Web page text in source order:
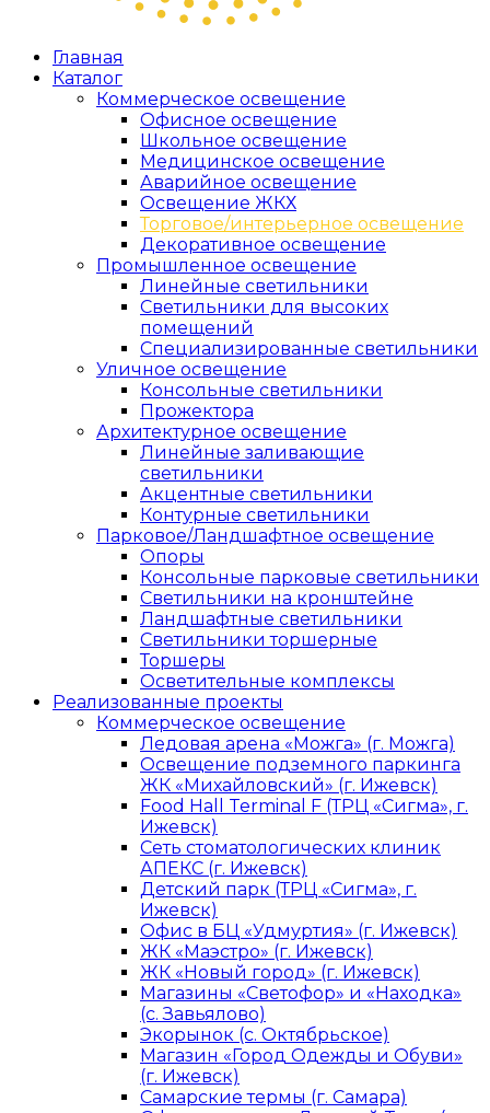
Главная
Каталог
Коммерческое освещение
Офисное освещение
Школьное освещение
Медицинское освещение
Аварийное освещение
Освещение ЖКХ
Торговое/интерьерное освещение
Декоративное освещение
Промышленное освещение
Линейные светильники
Светильники для высоких
помещений
Специализированные светильники
Уличное освещение
Консольные светильники
Прожектора
Архитектурное освещение
Линейные заливающие
светильники
Акцентные светильники
Контурные светильники
Парковое/Ландшафтное освещение
Опоры
Консольные парковые светильники
Светильники на кронштейне
Ландшафтные светильники
Светильники торшерные
Торшеры
Осветительные комплексы
Реализованные проекты
Коммерческое освещение
Ледовая арена «Можга» (г. Можга)
Освещение подземного паркинга
ЖК «Михайловский» (г. Ижевск)
Food Hall Terminal F (ТРЦ «Сигма», г.
Ижевск)
Сеть стоматологических клиник
АПЕКС (г. Ижевск)
Детский парк (ТРЦ «Сигма», г.
Ижевск)
Офис в БЦ «Удмуртия» (г. Ижевск)
ЖК «Маэстро» (г. Ижевск)
ЖК «Новый город» (г. Ижевск)
Магазины «Светофор» и «Находка»
(с. Завьялово)
Экорынок (с. Октябрьское)
Магазин «Город Одежды и Обуви»
(г. Ижевск)
Самарские термы (г. Самара)